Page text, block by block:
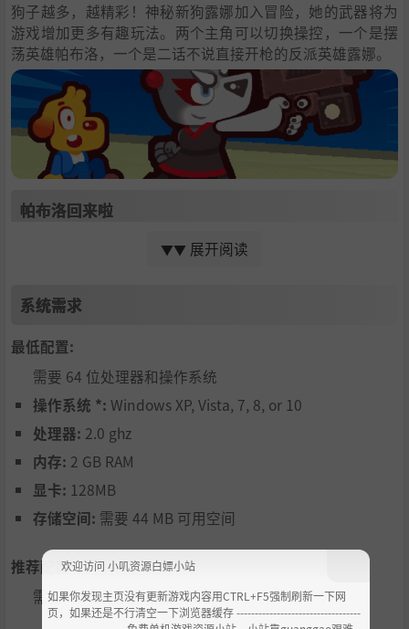
狗子越多，越精彩！神秘新狗露娜加入冒险，她的武器将为
游戏增加更多有趣玩法。两个主角可以切换操控，一个是摆
荡英雄帕布洛，一个是二话不说直接开枪的反派英雄露娜。
帕布洛回来啦
爱冒险、爱耍杂技的可爱小狗帕布洛回来了，带着他可靠的
界穿梭，完成棘手的挑战和平台考验。
荡出你的风格
提升你的钩爪能力或者射击水平，热爱挑战的玩家还能获得
其他收集品。还可以参加竞速模式，显示你的速通水平，跟
各个世界的玩家比一比，看看谁的狗子最厉害。
▼▼ 展开阅读
系统需求
最低配置:
需要 64 位处理器和操作系统
操作系统 *: Windows XP, Vista, 7, 8, or 10
处理器: 2.0 ghz
内存: 2 GB RAM
显卡: 128MB
存储空间: 需要 44 MB 可用空间
推荐配置:
需要 64 位处理器和操作系统
欢迎访问 小叽资源白嫖小站
如果你发现主页没有更新游戏内容用CTRL+F5强制刷新一下网
页，如果还是不行清空一下浏览器缓存 ----------------------------------